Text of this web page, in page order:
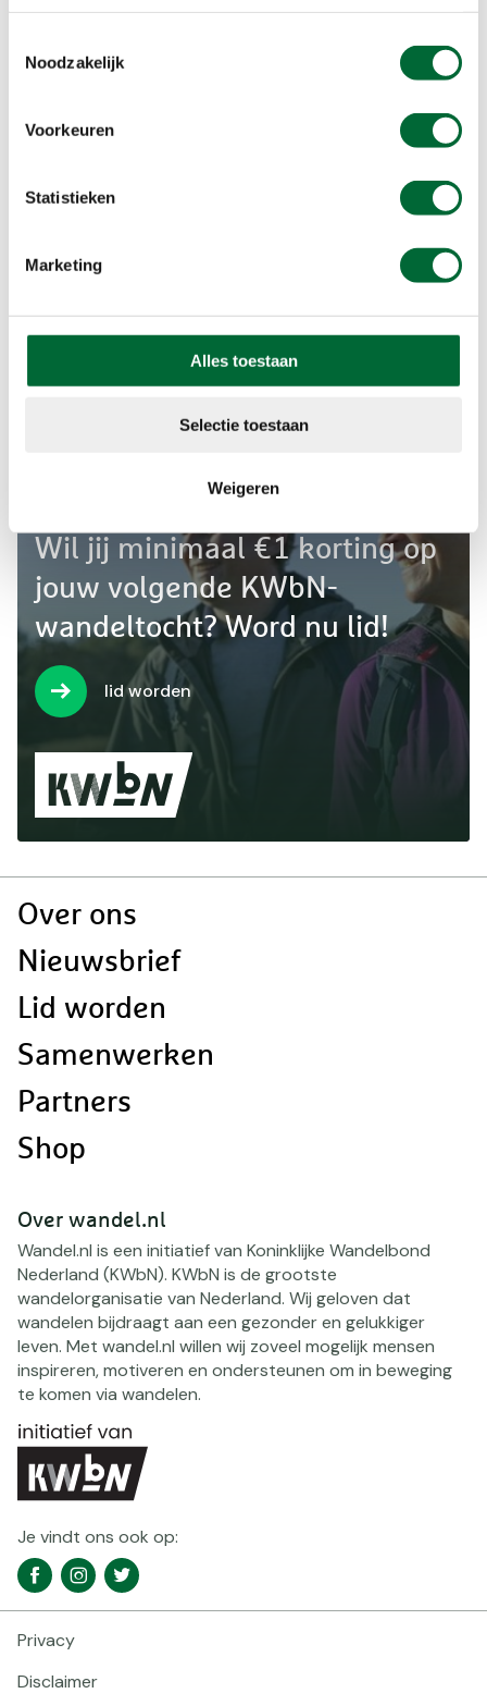
Noodzakelijk
Voorkeuren
Statistieken
Marketing
Alles toestaan
Selectie toestaan
Weigeren
Extra informatie
Download de alarmapp 112.nl en de centralist zal in geval
kostbare tijd verloren gaat.
Wil jij minimaal €1 korting op
jouw volgende KWbN-
wandeltocht? Word nu lid!
lid worden
Doormat
Over ons
Nieuwsbrief
Lid worden
Samenwerken
Partners
Shop
Over wandel.nl
Wandel.nl is een initiatief van Koninklijke Wandelbond
Nederland (KWbN). KWbN is de grootste
wandelorganisatie van Nederland. Wij geloven dat
wandelen bijdraagt aan een gezonder en gelukkiger
leven. Met wandel.nl willen wij zoveel mogelijk mensen
inspireren, motiveren en ondersteunen om in beweging
te komen via wandelen.
Je vindt ons ook op:
Social
media
navigatie
FacebookInstagramTwitter
Footer
Privacy
Disclaimer